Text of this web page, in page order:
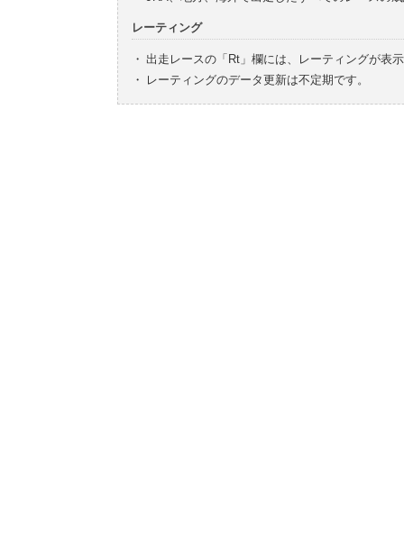
レーティング
・ 出走レースの「Rt」欄には、レーティングが表
・
レーティングのデータ更新は不定期です。